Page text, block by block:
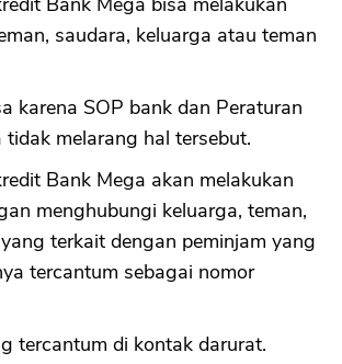
saudara, keluarga atau teman
karena SOP bank dan Peraturan
tidak melarang hal tersebut.
Bank Mega akan melakukan
menghubungi keluarga, teman,
terkait dengan peminjam yang
tercantum sebagai nomor
tercantum di kontak darurat.